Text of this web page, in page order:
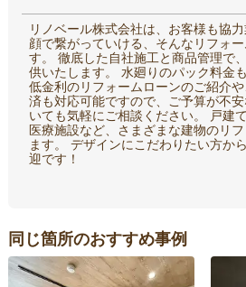
リノベール株式会社は、お客様も協
顔で繋がっていける、そんなリフォ
す。 徹底した自社施工と商品管理で
供いたします。 水廻りのパック料金
低金利のリフォームローンのご紹介
済も対応可能ですので、ご予算が不
いても気軽にご相談ください。 戸建
医療施設など、さまざまな建物のリ
ます。 デザインにこだわりたい方か
迎です！
同じ箇所のおすすめ事例